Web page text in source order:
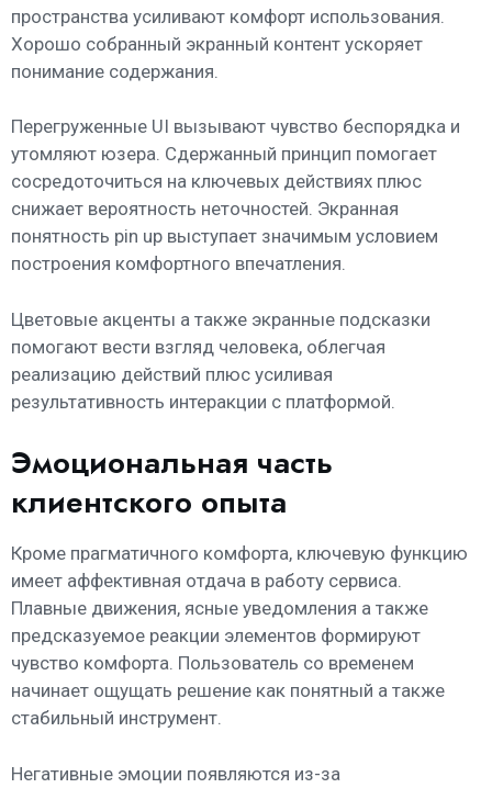
пространства усиливают комфорт использования.
Хорошо собранный экранный контент ускоряет
понимание содержания.
Перегруженные UI вызывают чувство беспорядка и
утомляют юзера. Сдержанный принцип помогает
сосредоточиться на ключевых действиях плюс
снижает вероятность неточностей. Экранная
понятность pin up выступает значимым условием
построения комфортного впечатления.
Цветовые акценты а также экранные подсказки
помогают вести взгляд человека, облегчая
реализацию действий плюс усиливая
результативность интеракции с платформой.
Эмоциональная часть
клиентского опыта
Кроме прагматичного комфорта, ключевую функцию
имеет аффективная отдача в работу сервиса.
Плавные движения, ясные уведомления а также
предсказуемое реакции элементов формируют
чувство комфорта. Пользователь со временем
начинает ощущать решение как понятный а также
стабильный инструмент.
Негативные эмоции появляются из-за